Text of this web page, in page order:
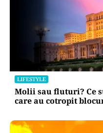
LIFESTYLE
Molii sau fluturi? Ce
care au cotropit